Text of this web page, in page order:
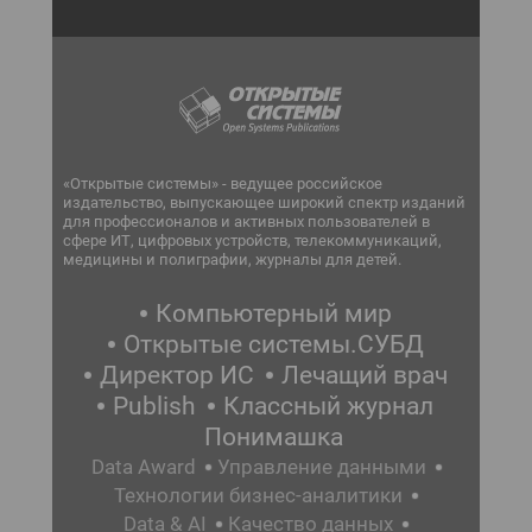
«Открытые системы» - ведущее российское
издательство, выпускающее широкий спектр изданий
для профессионалов и активных пользователей в
сфере ИТ, цифровых устройств, телекоммуникаций,
медицины и полиграфии, журналы для детей.
Компьютерный мир
Открытые системы.СУБД
Директор ИС
Лечащий врач
Publish
Классный журнал
Понимашка
Data Award
Управление данными
Технологии бизнес-аналитики
Data & AI
Качество данных